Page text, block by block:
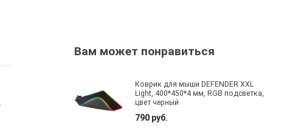
Вам может понравиться
Коврик для мыши DEFENDER XXL
Light, 400*450*4 мм, RGB подсветка,
цвет черный
790 руб.